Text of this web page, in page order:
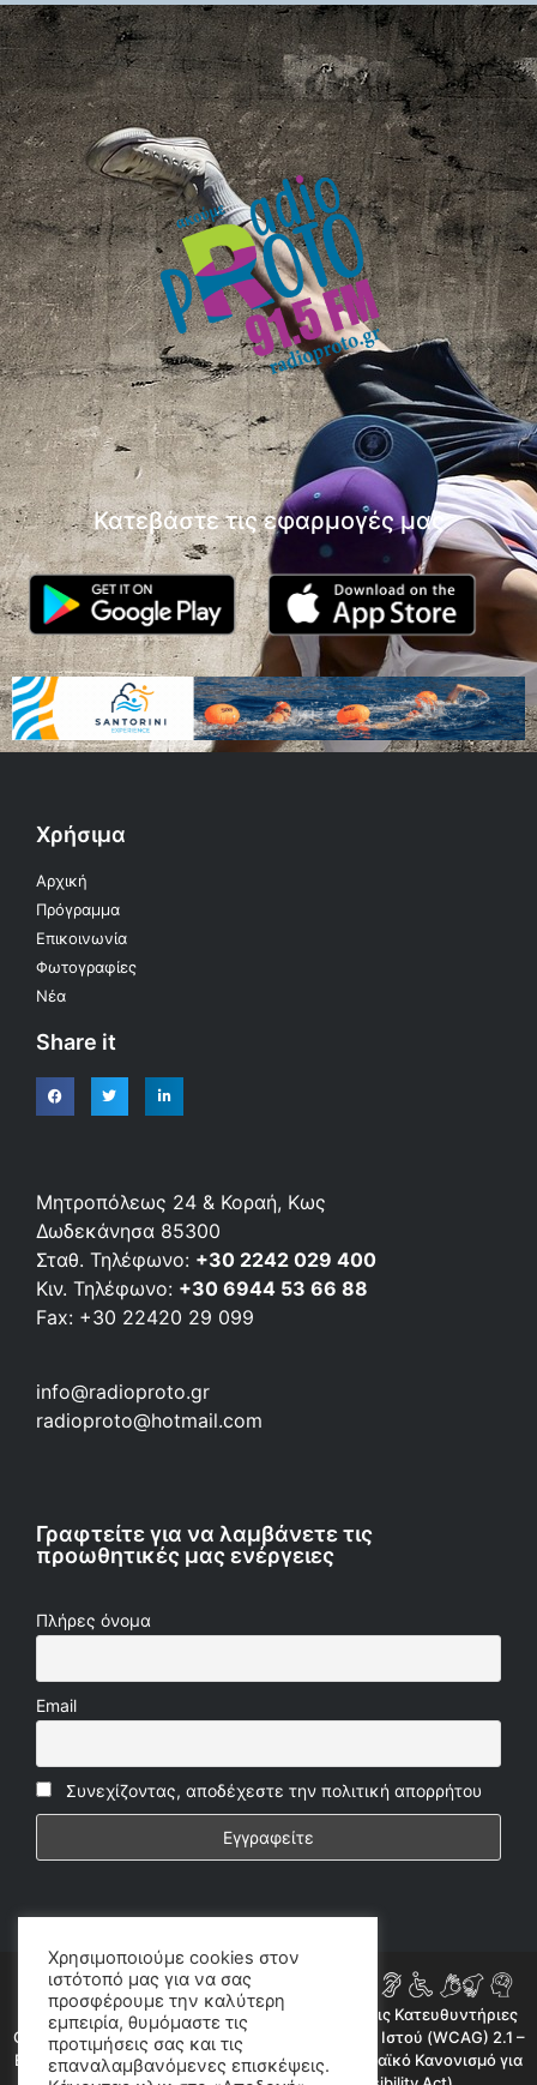
Κατεβάστε τις εφαρμογές μας
Χρήσιμα
Αρχική
Πρόγραμμα
Επικοινωνία
Φωτογραφίες
Νέα
Share it
Μητροπόλεως 24 & Κοραή, Κως
Δωδεκάνησα 85300
Σταθ. Τηλέφωνο: +30 2242 029 400
Κιν. Τηλέφωνο: +30 6944 53 66 88
Fax: +30 22420 29 099
info@radioproto.gr
radioproto@hotmail.com
Γραφτείτε για να λαμβάνετε τις
προωθητικές μας ενέργειες
Πλήρες όνομα
Email
Συνεχίζοντας, αποδέχεστε την πολιτική απορρήτου
Η ιστοσελίδα μας συμμορφώνεται εν μέρει με τις Κατευθυντήριες
Οδηγίες για την Προσβασιμότητα Περιεχομένου Ιστού (WCAG) 2.1 –
Επίπεδο AA, όπως προβλέπεται από τον Ευρωπαϊκό Κανονισμό για
Χρησιμοποιούμε cookies στον
ιστότοπό μας για να σας
προσφέρουμε την καλύτερη
εμπειρία, θυμόμαστε τις
προτιμήσεις σας και τις
επαναλαμβανόμενες επισκέψεις.